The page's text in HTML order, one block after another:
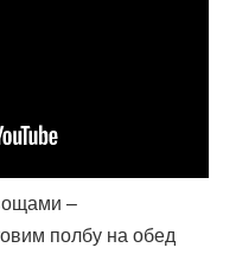
–
полбу на обед